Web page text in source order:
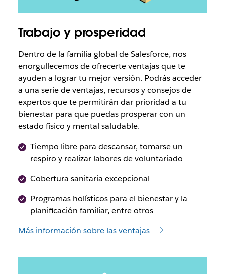
Trabajo y prosperidad
Dentro de la familia global de Salesforce, nos
enorgullecemos de ofrecerte ventajas que te
ayuden a lograr tu mejor versión. Podrás acceder
a una serie de ventajas, recursos y consejos de
expertos que te permitirán dar prioridad a tu
bienestar para que puedas prosperar con un
estado físico y mental saludable.
Tiempo libre para descansar, tomarse un
respiro y realizar labores de voluntariado
Cobertura sanitaria excepcional
Programas holísticos para el bienestar y la
planificación familiar, entre otros
Más información sobre las ventajas